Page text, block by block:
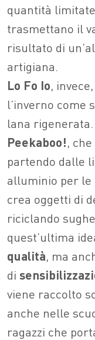
quantità
trasmettano il
risultato di
artigiana.
Lo Fo Io,
l’inverno come
lana
Peekaboo!,
partendo dalle
alluminio per le
crea oggetti di
riciclando
quest’ultima
qualità, ma
di
viene raccolto
anche nelle
ragazzi che